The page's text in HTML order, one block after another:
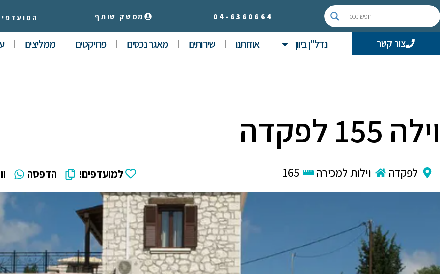
04- 6360664 ממשק שותף
צור קשר נדל"ן ביוון אודותנו שירותים מאגר נכסים פרויקטים ממליצים
וילה 155 לפקדה
לפקדה וילות למכירה 165 למועדפים! הדפסה